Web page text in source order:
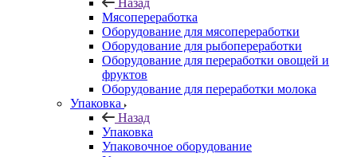
Назад
Мясопереработка
Оборудование для мясопереработки
Оборудование для рыбопереработки
Оборудование для переработки овощей и
фруктов
Оборудование для переработки молока
Упаковка
Назад
Упаковка
Упаковочное оборудование